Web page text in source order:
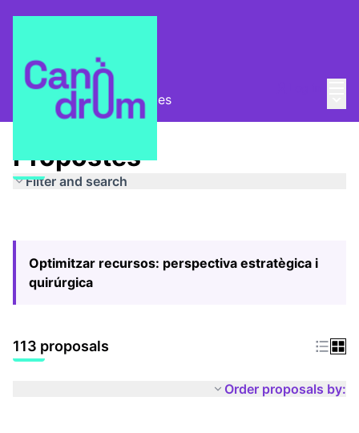
Pla Estratègic Propostes
Propostes
Filter and search
Optimitzar recursos: perspectiva estratègica i
quirúrgica
113 proposals
Order proposals by: